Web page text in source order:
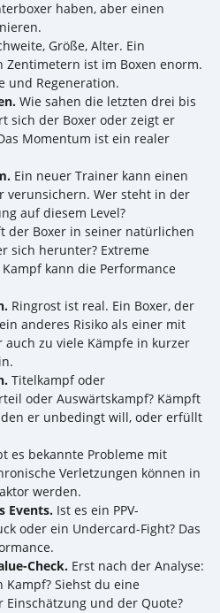
haben, aber einen
Größe, Alter. Ein
Zentimetern ist im Boxen enorm.
und Regeneration.
Wie sahen die letzten drei bis
sich der Boxer oder zeigt er
Momentum ist ein realer
Ein neuer Trainer kann einen
verunsichern. Wer steht in der
auf diesem Level?
der Boxer in seiner natürlichen
sich herunter? Extreme
kann die Performance
Ringrost ist real. Ein Boxer, der
anderes Risiko als einer mit
zu viele Kämpfe in kurzer
Titelkampf oder
oder Auswärtskampf? Kämpft
er unbedingt will, oder erfüllt
es bekannte Probleme mit
Verletzungen können in
werden.
Events. Ist es ein PPV-
oder ein Undercard-Fight? Das
Check. Erst nach der Analyse:
Siehst du eine
Einschätzung und der Quote?